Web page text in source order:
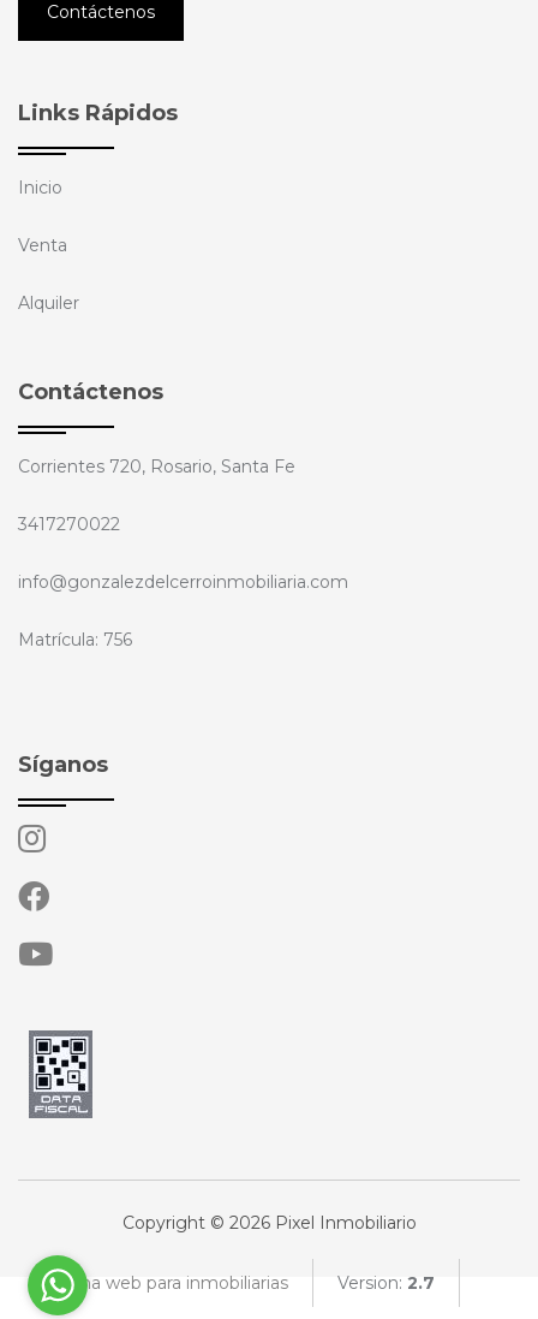
Contáctenos
Links Rápidos
Inicio
Venta
Alquiler
Contáctenos
Corrientes 720, Rosario, Santa Fe
3417270022
info@gonzalezdelcerroinmobiliaria.com
Matrícula: 756
Síganos
Copyright © 2026 Pixel Inmobiliario
Página web para inmobiliarias Version: 2.7